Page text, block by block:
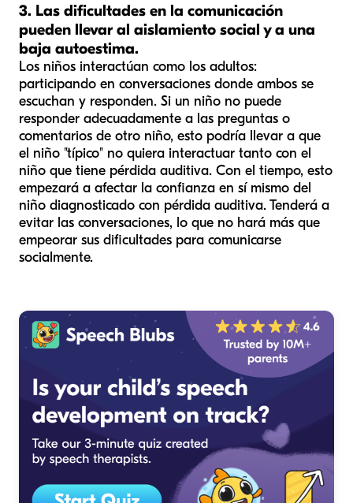
3. Las dificultades en la comunicación
pueden llevar al aislamiento social y a una
baja autoestima.
Los niños interactúan como los adultos:
participando en conversaciones donde ambos se
escuchan y responden. Si un niño no puede
responder adecuadamente a las preguntas o
comentarios de otro niño, esto podría llevar a que
el niño "típico" no quiera interactuar tanto con el
niño que tiene pérdida auditiva. Con el tiempo, esto
empezará a afectar la confianza en sí mismo del
niño diagnosticado con pérdida auditiva. Tenderá a
evitar las conversaciones, lo que no hará más que
empeorar sus dificultades para comunicarse
socialmente.